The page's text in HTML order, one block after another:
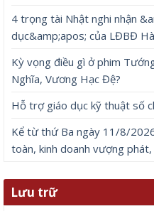
4 trọng tài Nhật nghi nhận
dục&amp;apos; của LĐBĐ
Kỳ vọng điều gì ở phim
Nghĩa, Vương Hạc Đệ?
Hỗ trợ giáo dục kỹ thuật số
Kể từ thứ Ba ngày 11/8/
toàn, kinh doanh vượng
Lưu trữ